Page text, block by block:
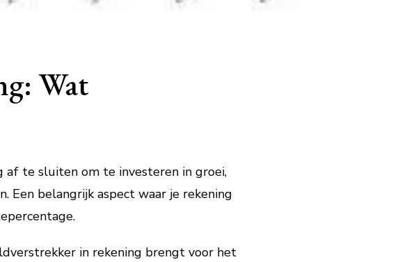
Wat
af te sluiten om te investeren in groei,
Een belangrijk aspect waar je rekening
in rekening brengt voor het